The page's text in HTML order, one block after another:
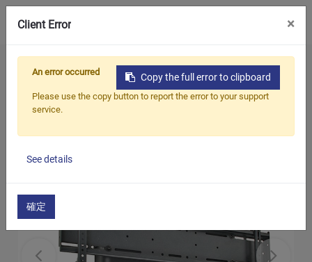
ホーム 製品
モーター付きテレビスタンド
電動テレビ壁掛け金具
Client Error ×
Copy the full error to clipboard
An error occurred
Please use the copy button to report the error to your support
service.
See details
確定